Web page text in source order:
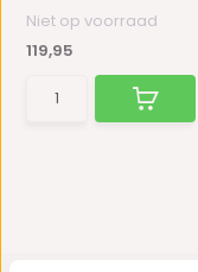
Niet op voorraad
119,95